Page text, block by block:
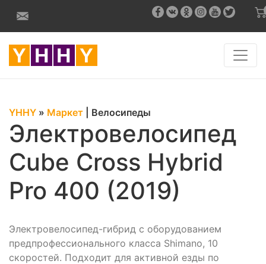
YHHY » Маркет Велосипеды
Электровелосипед
Cube Cross Hybrid
Pro 400 (2019)
Электровелосипед-гибрид с оборудованием
предпрофессионального класса Shimano, 10
скоростей. Подходит для активной езды по